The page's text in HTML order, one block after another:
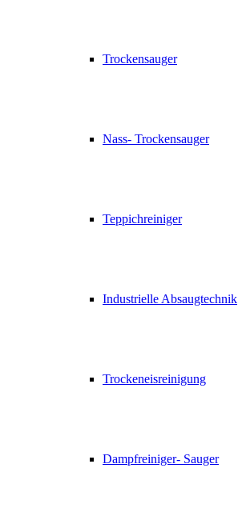
Trockensauger
Nass- Trockensauger
Teppichreiniger
Industrielle Absaugtechnik
Trockeneisreinigung
Dampfreiniger- Sauger